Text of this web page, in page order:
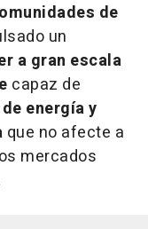
de
un
a gran escala
capaz de
energía y
que no afecte a
mercados